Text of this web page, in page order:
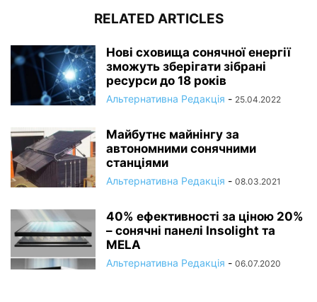
RELATED ARTICLES
Нові сховища сонячної енергії
зможуть зберігати зібрані
ресурси до 18 років
Альтернативна Редакція - 25.04.2022
Майбутнє майнінгу за
автономними сонячними
станціями
Альтернативна Редакція - 08.03.2021
40% ефективності за ціною 20%
– сонячні панелі Insolight та
MELA
Альтернативна Редакція - 06.07.2020